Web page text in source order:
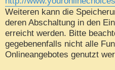
Weiteren kann die
deren Abschaltung in den
erreicht werden. Bitte
gegebenenfalls nicht alle
Onlineangebotes genutzt